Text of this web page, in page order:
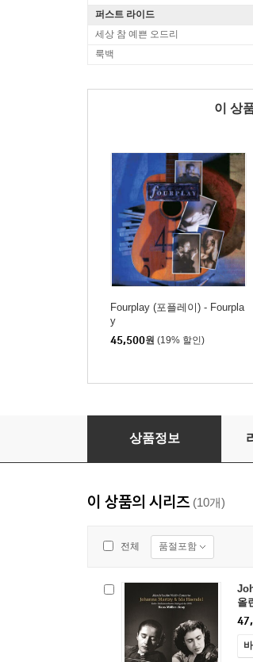
퍼스트 라이드
세상 참 예쁜 오드리
룩백
이 상
Fourplay (포플레이) - Fourpla
y
45,500원 (19% 할인)
Johanna Martzy 모차르트 /
상품정보
이 상품의 시리즈 (10개)
전체 품절포함
올